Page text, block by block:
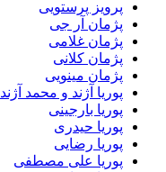
پرویز پرستویی
پژمان آر جی
پژمان غلامی
پژمان کلانی
پژمان مینویی
پوریا آژند و محمد آژند
پوریا بارجینی
پوریا حیدری
پوریا رضایی
پوریا علی مصطفی